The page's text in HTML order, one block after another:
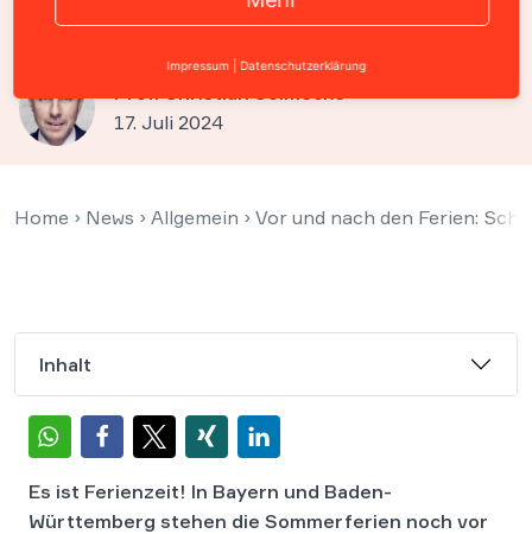
Eltern teuer werden
Prof. Christian Solmecke
17. Juli 2024
Home › News › Allgemein › Vor und nach den Ferien:
Inhalt
Es ist Ferienzeit! In Bayern und Baden-
Württemberg stehen die Sommerferien noch vor
Impressum Datenschutzerklärung